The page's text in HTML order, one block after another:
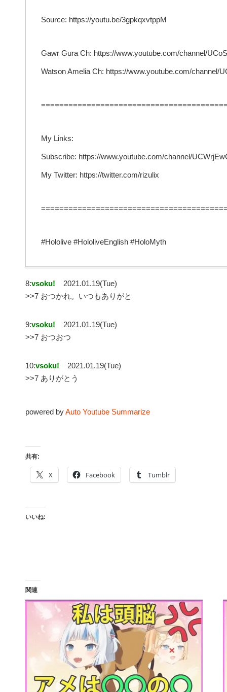
Source: https://youtu.be/3gpkqxvtppM
Gawr Gura Ch: https://www.youtube.com/channel/
Watson Amelia Ch: https://www.youtube.com/channel/
My Links:
Subscribe: https://www.youtube.com/channel/
My Twitter: https://twitter.com/rizulix
#Hololive #HololiveEnglish #HoloMyth
8:vsoku!
2021.01.19(Tue)
>>7 おつかれ。いつもありがと
9:vsoku!
2021.01.19(Tue)
>>7 おつおつ
10:vsoku!
2021.01.19(Tue)
>>7 ありがとう
powered byAuto Youtube Summarize
共有:
X Facebook Tumblr
いいね:
関連